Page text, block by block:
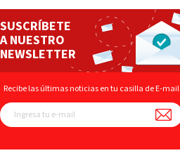
SUSCRÍBETE
A NUESTRO
NEWSLETTER
Recibe las últimas noticias en tu casilla de E-mail